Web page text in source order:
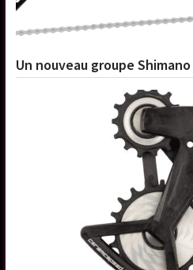
Un nouveau groupe Shimano